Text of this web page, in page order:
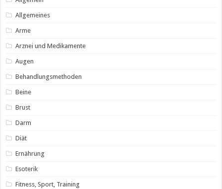
Allgemeines
Arme
Arznei und Medikamente
Augen
Behandlungsmethoden
Beine
Brust
Darm
Diät
Ernährung
Esoterik
Fitness, Sport, Training